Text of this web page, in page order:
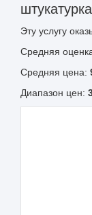
Эту услугу
Средняя
Средняя цена:
Диапазон цен: